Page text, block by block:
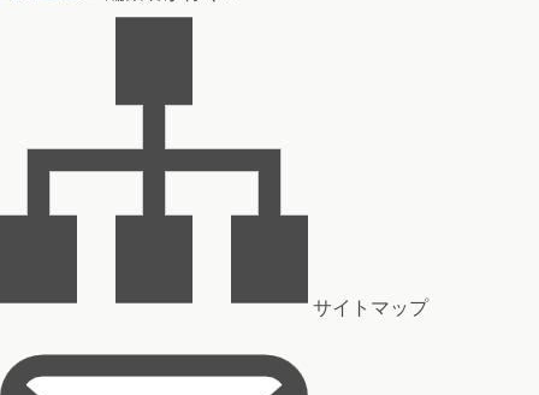
サイトマップ